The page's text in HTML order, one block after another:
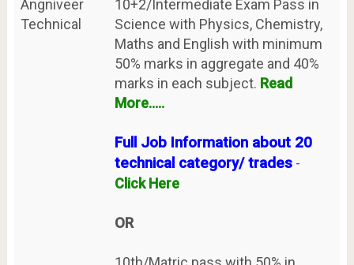
Angniveer
Technical
10+2/Intermediate Exam Pass in
Science with Physics, Chemistry,
Maths and English with minimum
50% marks in aggregate and 40%
marks in each subject. Read
More.....
Full Job Information about 20
technical category/ trades-
Click Here
OR